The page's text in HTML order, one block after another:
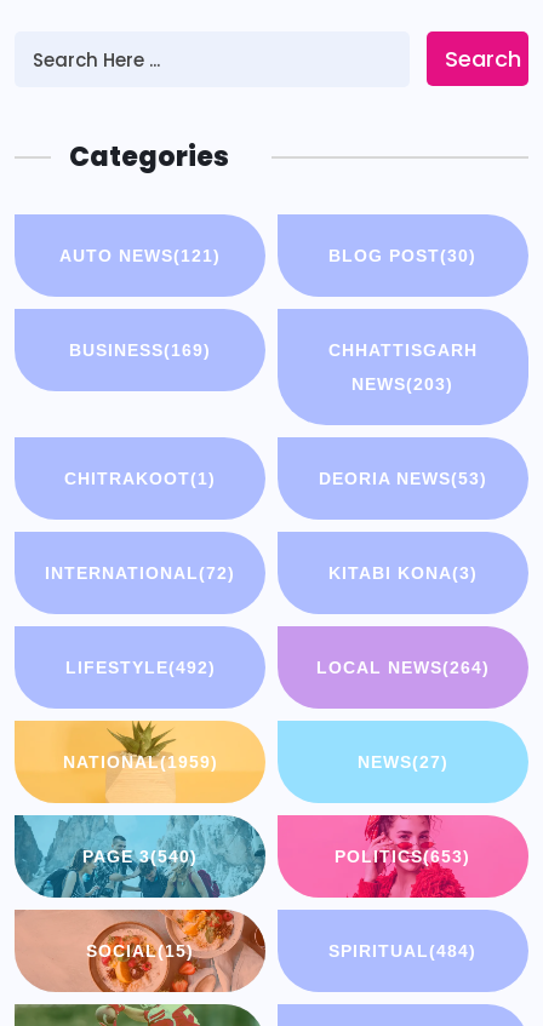
Search
Categories
AUTO NEWS(121) BLOG POST(30)
BUSINESS(169)
CHHATTISGARH
NEWS(203)
CHITRAKOOT(1) DEORIA NEWS(53)
INTERNATIONAL(72) KITABI KONA(3)
LIFESTYLE(492) LOCAL NEWS(264)
NATIONAL(1959) NEWS(27)
PAGE 3(540) POLITICS(653)
SOCIAL(15) SPIRITUAL(484)